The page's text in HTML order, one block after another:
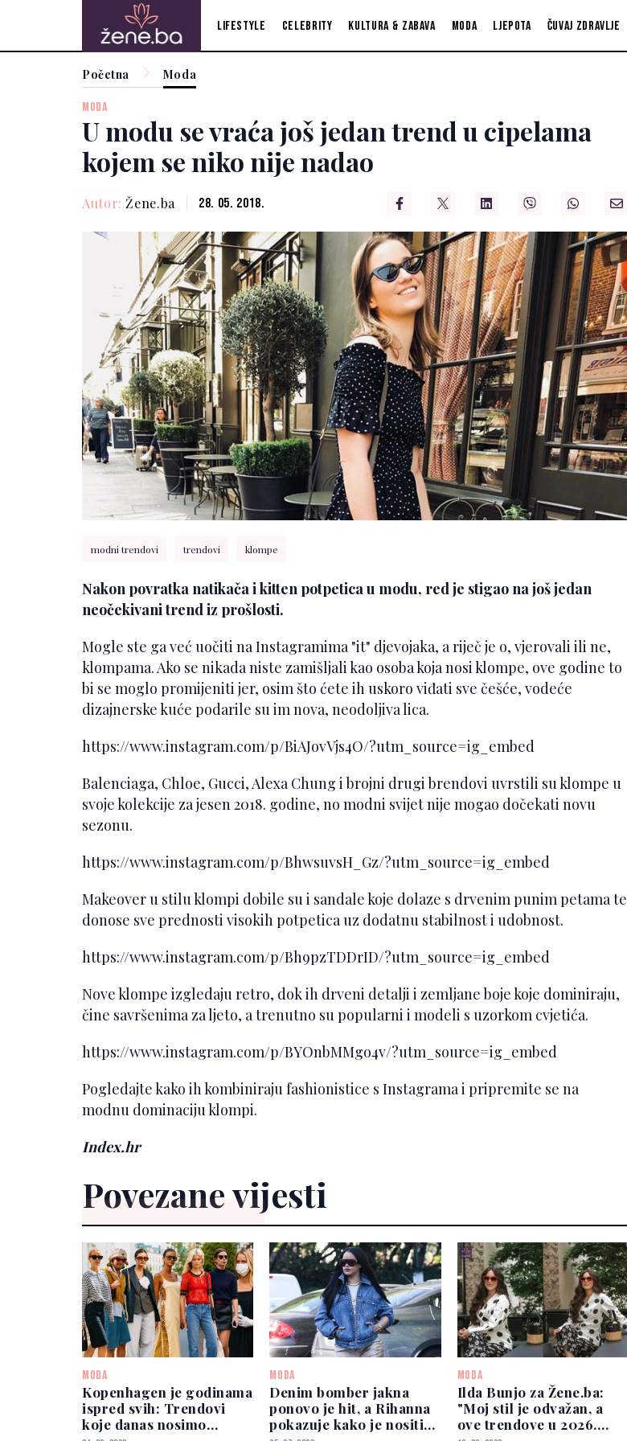
Lifestyle Celebrity Kultura & zabava Moda Ljepota Čuvaj zdravlje
Početna Moda
MODA
U modu se vraća još jedan trend u cipelama
kojem se niko nije nadao
Autor: Žene.ba 28. 05. 2018.
modni trendovi trendovi klompe
Nakon povratka natikača i kitten potpetica u modu, red je stigao na još jedan
neočekivani trend iz prošlosti.
Mogle ste ga već uočiti na Instagramima "it" djevojaka, a riječ je o, vjerovali ili ne,
klompama. Ako se nikada niste zamišljali kao osoba koja nosi klompe, ove godine to
bi se moglo promijeniti jer, osim što ćete ih uskoro viđati sve češće, vodeće
dizajnerske kuće podarile su im nova, neodoljiva lica.
https://www.instagram.com/p/BiAJovVjs4O/?utm_source=ig_embed
Balenciaga, Chloe, Gucci, Alexa Chung i brojni drugi brendovi uvrstili su klompe u
svoje kolekcije za jesen 2018. godine, no modni svijet nije mogao dočekati novu
sezonu.
https://www.instagram.com/p/BhwsuvsH_Gz/?utm_source=ig_embed
Makeover u stilu klompi dobile su i sandale koje dolaze s drvenim punim petama te
donose sve prednosti visokih potpetica uz dodatnu stabilnost i udobnost.
https://www.instagram.com/p/Bh9pzTDDrID/?utm_source=ig_embed
Nove klompe izgledaju retro, dok ih drveni detalji i zemljane boje koje dominiraju,
čine savršenima za ljeto, a trenutno su popularni i modeli s uzorkom cvjetića.
https://www.instagram.com/p/BYOnbMMgo4v/?utm_source=ig_embed
Pogledajte kako ih kombiniraju fashionistice s Instagrama i pripremite se na
modnu dominaciju klompi.
Index.hr
Povezane vijesti
MODA
Kopenhagen je godinama
ispred svih: Trendovi
koje danas nosimo
MODA
Denim bomber jakna
ponovo je hit, a Rihanna
pokazuje kako je nositi
MODA
Ilda Bunjo za Žene.ba:
"Moj stil je odvažan, a
ove trendove u 2026.